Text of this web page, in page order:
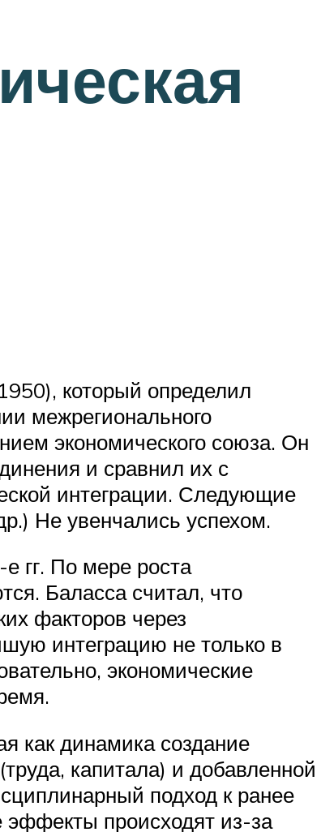
который определил
межрегионального
экономического союза. Он
и сравнил их с
интеграции. Следующие
Не увенчались успехом.
гг. По мере роста
Баласса считал, что
факторов через
интеграцию не только в
экономические
как динамика создание
капитала) и добавленной
подход к ранее
эффекты происходят из-за